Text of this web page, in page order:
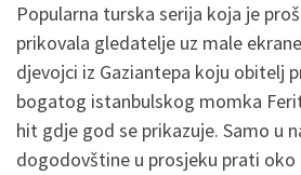
Popularna turska serija koja je
prikovala gledatelje uz male
djevojci iz Gaziantepa koju obitelj
bogatog istanbulskog momka
hit gdje god se prikazuje. Samo u
dogodovštine u prosjeku prati oko